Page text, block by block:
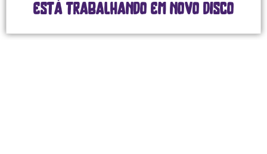
está trabalhando em novo disco